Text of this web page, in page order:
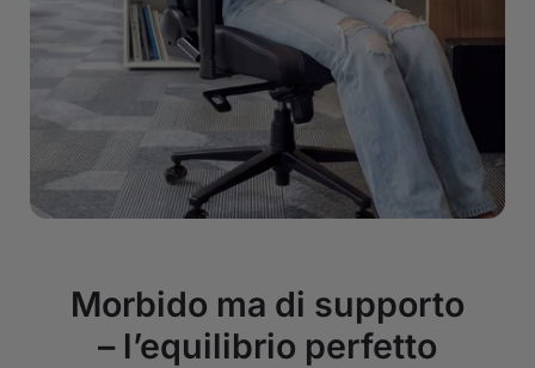
Morbido ma di supporto
– l’equilibrio perfetto